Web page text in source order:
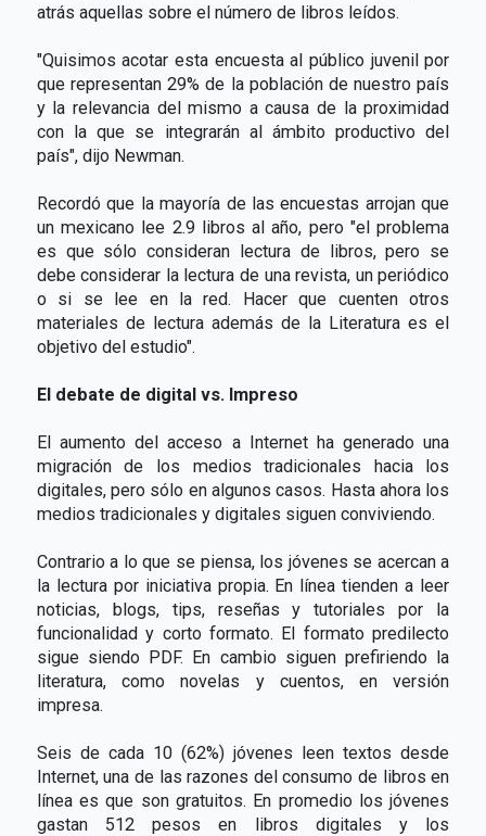
atrás aquellas sobre el número de libros leídos.
"Quisimos acotar esta encuesta al público juvenil por
que representan 29% de la población de nuestro país
y la relevancia del mismo a causa de la proximidad
con la que se integrarán al ámbito productivo del
país", dijo Newman.
Recordó que la mayoría de las encuestas arrojan que
un mexicano lee 2.9 libros al año, pero "el problema
es que sólo consideran lectura de libros, pero se
debe considerar la lectura de una revista, un periódico
o si se lee en la red. Hacer que cuenten otros
materiales de lectura además de la Literatura es el
objetivo del estudio".
El debate de digital vs. Impreso
El aumento del acceso a Internet ha generado una
migración de los medios tradicionales hacia los
digitales, pero sólo en algunos casos. Hasta ahora los
medios tradicionales y digitales siguen conviviendo.
Contrario a lo que se piensa, los jóvenes se acercan a
la lectura por iniciativa propia. En línea tienden a leer
noticias, blogs, tips, reseñas y tutoriales por la
funcionalidad y corto formato. El formato predilecto
sigue siendo PDF. En cambio siguen prefiriendo la
literatura, como novelas y cuentos, en versión
impresa.
Seis de cada 10 (62%) jóvenes leen textos desde
Internet, una de las razones del consumo de libros en
línea es que son gratuitos. En promedio los jóvenes
gastan 512 pesos en libros digitales y los